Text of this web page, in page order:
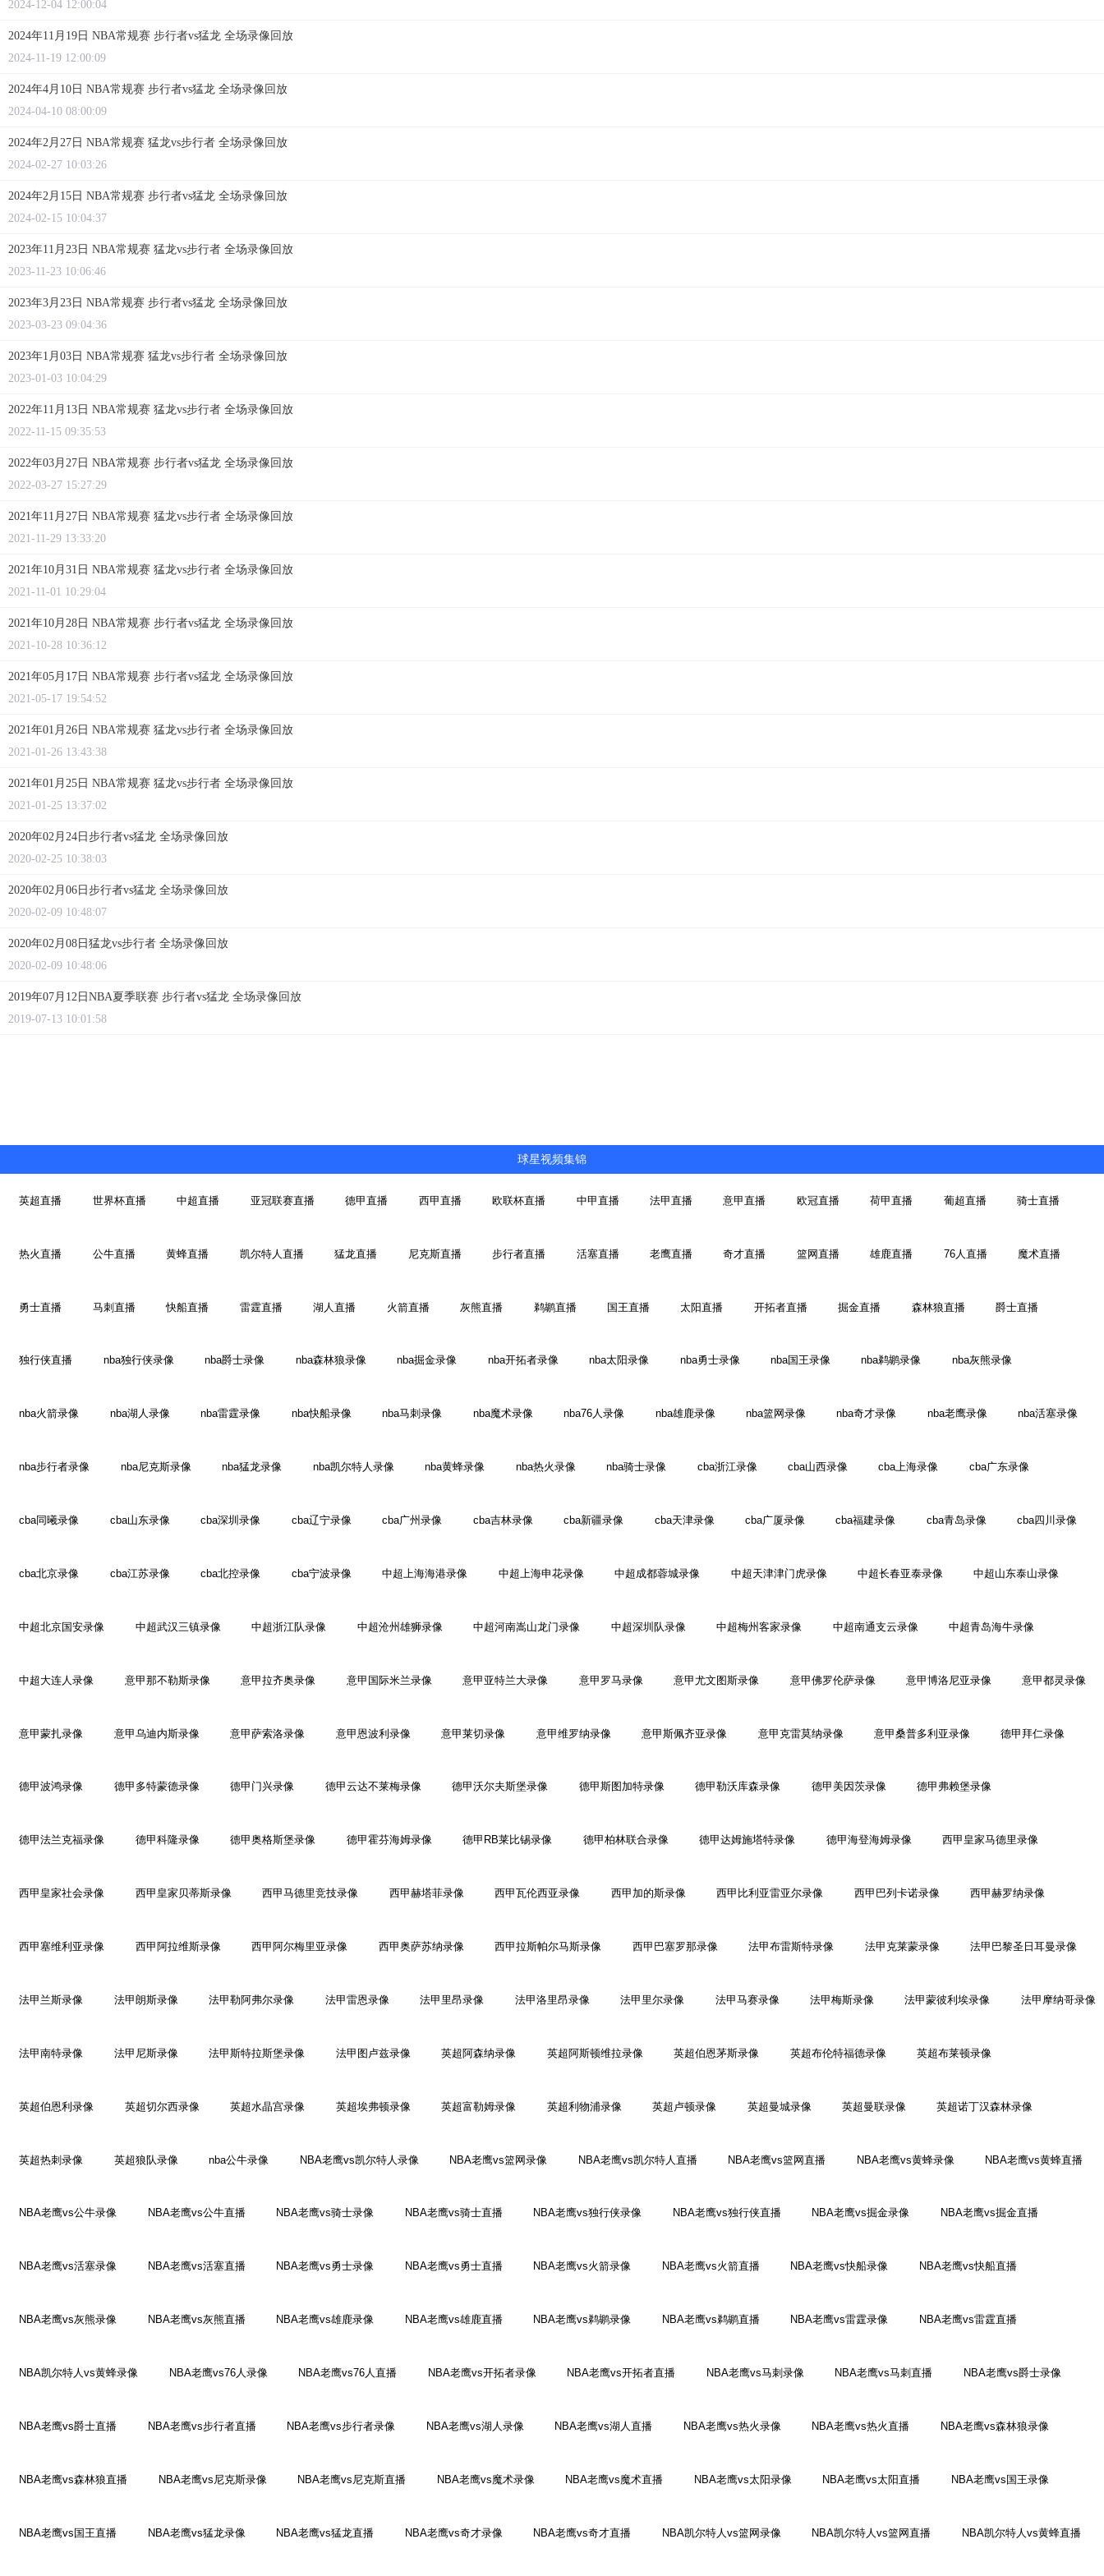
2024-12-04 12:00:04
2024年11月19日 NBA常规赛 步行者vs猛龙 全场录像回放
2024-11-19 12:00:09
2024年4月10日 NBA常规赛 步行者vs猛龙 全场录像回放
2024-04-10 08:00:09
2024年2月27日 NBA常规赛 猛龙vs步行者 全场录像回放
2024-02-27 10:03:26
2024年2月15日 NBA常规赛 步行者vs猛龙 全场录像回放
2024-02-15 10:04:37
2023年11月23日 NBA常规赛 猛龙vs步行者 全场录像回放
2023-11-23 10:06:46
2023年3月23日 NBA常规赛 步行者vs猛龙 全场录像回放
2023-03-23 09:04:36
2023年1月03日 NBA常规赛 猛龙vs步行者 全场录像回放
2023-01-03 10:04:29
2022年11月13日 NBA常规赛 猛龙vs步行者 全场录像回放
2022-11-15 09:35:53
2022年03月27日 NBA常规赛 步行者vs猛龙 全场录像回放
2022-03-27 15:27:29
2021年11月27日 NBA常规赛 猛龙vs步行者 全场录像回放
2021-11-29 13:33:20
2021年10月31日 NBA常规赛 猛龙vs步行者 全场录像回放
2021-11-01 10:29:04
2021年10月28日 NBA常规赛 步行者vs猛龙 全场录像回放
2021-10-28 10:36:12
2021年05月17日 NBA常规赛 步行者vs猛龙 全场录像回放
2021-05-17 19:54:52
2021年01月26日 NBA常规赛 猛龙vs步行者 全场录像回放
2021-01-26 13:43:38
2021年01月25日 NBA常规赛 猛龙vs步行者 全场录像回放
2021-01-25 13:37:02
2020年02月24日步行者vs猛龙 全场录像回放
2020-02-25 10:38:03
2020年02月06日步行者vs猛龙 全场录像回放
2020-02-09 10:48:07
2020年02月08日猛龙vs步行者 全场录像回放
2020-02-09 10:48:06
2019年07月12日NBA夏季联赛 步行者vs猛龙 全场录像回放
2019-07-13 10:01:58
球星视频集锦
英超直播 世界杯直播 中超直播 亚冠联赛直播 德甲直播 西甲直播 欧联杯直播 中甲直播 法甲直播 意甲直播 欧冠直播 荷甲直播 葡超直播 骑士直播
热火直播 公牛直播 黄蜂直播 凯尔特人直播 猛龙直播 尼克斯直播 步行者直播 活塞直播 老鹰直播 奇才直播 篮网直播 雄鹿直播 76人直播 魔术直播
勇士直播 马刺直播 快船直播 雷霆直播 湖人直播 火箭直播 灰熊直播 鹈鹕直播 国王直播 太阳直播 开拓者直播 掘金直播 森林狼直播 爵士直播
独行侠直播 nba独行侠录像 nba爵士录像 nba森林狼录像 nba掘金录像 nba开拓者录像 nba太阳录像 nba勇士录像 nba国王录像 nba鹈鹕录像 nba灰熊录像
nba火箭录像 nba湖人录像 nba雷霆录像 nba快船录像 nba马刺录像 nba魔术录像 nba76人录像 nba雄鹿录像 nba篮网录像 nba奇才录像 nba老鹰录像 nba活塞录像
nba步行者录像 nba尼克斯录像 nba猛龙录像 nba凯尔特人录像 nba黄蜂录像 nba热火录像 nba骑士录像 cba浙江录像 cba山西录像 cba上海录像 cba广东录像
cba同曦录像 cba山东录像 cba深圳录像 cba辽宁录像 cba广州录像 cba吉林录像 cba新疆录像 cba天津录像 cba广厦录像 cba福建录像 cba青岛录像 cba四川录像
cba北京录像 cba江苏录像 cba北控录像 cba宁波录像 中超上海海港录像 中超上海申花录像 中超成都蓉城录像 中超天津津门虎录像 中超长春亚泰录像 中超山东泰山录像
中超北京国安录像 中超武汉三镇录像 中超浙江队录像 中超沧州雄狮录像 中超河南嵩山龙门录像 中超深圳队录像 中超梅州客家录像 中超南通支云录像 中超青岛海牛录像
中超大连人录像 意甲那不勒斯录像 意甲拉齐奥录像 意甲国际米兰录像 意甲亚特兰大录像 意甲罗马录像 意甲尤文图斯录像 意甲佛罗伦萨录像 意甲博洛尼亚录像 意甲都灵录像
意甲蒙扎录像 意甲乌迪内斯录像 意甲萨索洛录像 意甲恩波利录像 意甲莱切录像 意甲维罗纳录像 意甲斯佩齐亚录像 意甲克雷莫纳录像 意甲桑普多利亚录像 德甲拜仁录像
德甲波鸿录像 德甲多特蒙德录像 德甲门兴录像 德甲云达不莱梅录像 德甲沃尔夫斯堡录像 德甲斯图加特录像 德甲勒沃库森录像 德甲美因茨录像 德甲弗赖堡录像
德甲法兰克福录像 德甲科隆录像 德甲奥格斯堡录像 德甲霍芬海姆录像 德甲RB莱比锡录像 德甲柏林联合录像 德甲达姆施塔特录像 德甲海登海姆录像 西甲皇家马德里录像
西甲皇家社会录像 西甲皇家贝蒂斯录像 西甲马德里竞技录像 西甲赫塔菲录像 西甲瓦伦西亚录像 西甲加的斯录像 西甲比利亚雷亚尔录像 西甲巴列卡诺录像 西甲赫罗纳录像
西甲塞维利亚录像 西甲阿拉维斯录像 西甲阿尔梅里亚录像 西甲奥萨苏纳录像 西甲拉斯帕尔马斯录像 西甲巴塞罗那录像 法甲布雷斯特录像 法甲克莱蒙录像 法甲巴黎圣日耳曼录像
法甲兰斯录像 法甲朗斯录像 法甲勒阿弗尔录像 法甲雷恩录像 法甲里昂录像 法甲洛里昂录像 法甲里尔录像 法甲马赛录像 法甲梅斯录像 法甲蒙彼利埃录像 法甲摩纳哥录像
法甲南特录像 法甲尼斯录像 法甲斯特拉斯堡录像 法甲图卢兹录像 英超阿森纳录像 英超阿斯顿维拉录像 英超伯恩茅斯录像 英超布伦特福德录像 英超布莱顿录像
英超伯恩利录像 英超切尔西录像 英超水晶宫录像 英超埃弗顿录像 英超富勒姆录像 英超利物浦录像 英超卢顿录像 英超曼城录像 英超曼联录像 英超诺丁汉森林录像
英超热刺录像 英超狼队录像 nba公牛录像 NBA老鹰vs凯尔特人录像 NBA老鹰vs篮网录像 NBA老鹰vs凯尔特人直播 NBA老鹰vs篮网直播 NBA老鹰vs黄蜂录像 NBA老鹰vs黄蜂直播
NBA老鹰vs公牛录像 NBA老鹰vs公牛直播 NBA老鹰vs骑士录像 NBA老鹰vs骑士直播 NBA老鹰vs独行侠录像 NBA老鹰vs独行侠直播 NBA老鹰vs掘金录像 NBA老鹰vs掘金直播
NBA老鹰vs活塞录像 NBA老鹰vs活塞直播 NBA老鹰vs勇士录像 NBA老鹰vs勇士直播 NBA老鹰vs火箭录像 NBA老鹰vs火箭直播 NBA老鹰vs快船录像 NBA老鹰vs快船直播
NBA老鹰vs灰熊录像 NBA老鹰vs灰熊直播 NBA老鹰vs雄鹿录像 NBA老鹰vs雄鹿直播 NBA老鹰vs鹈鹕录像 NBA老鹰vs鹈鹕直播 NBA老鹰vs雷霆录像 NBA老鹰vs雷霆直播
NBA凯尔特人vs黄蜂录像 NBA老鹰vs76人录像 NBA老鹰vs76人直播 NBA老鹰vs开拓者录像 NBA老鹰vs开拓者直播 NBA老鹰vs马刺录像 NBA老鹰vs马刺直播 NBA老鹰vs爵士录像
NBA老鹰vs爵士直播 NBA老鹰vs步行者直播 NBA老鹰vs步行者录像 NBA老鹰vs湖人录像 NBA老鹰vs湖人直播 NBA老鹰vs热火录像 NBA老鹰vs热火直播 NBA老鹰vs森林狼录像
NBA老鹰vs森林狼直播 NBA老鹰vs尼克斯录像 NBA老鹰vs尼克斯直播 NBA老鹰vs魔术录像 NBA老鹰vs魔术直播 NBA老鹰vs太阳录像 NBA老鹰vs太阳直播 NBA老鹰vs国王录像
NBA老鹰vs国王直播 NBA老鹰vs猛龙录像 NBA老鹰vs猛龙直播 NBA老鹰vs奇才录像 NBA老鹰vs奇才直播 NBA凯尔特人vs篮网录像 NBA凯尔特人vs篮网直播 NBA凯尔特人vs黄蜂直播